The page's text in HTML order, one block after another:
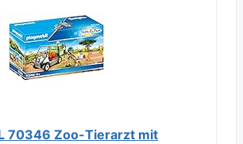
70346 Zoo-Tierarzt mit